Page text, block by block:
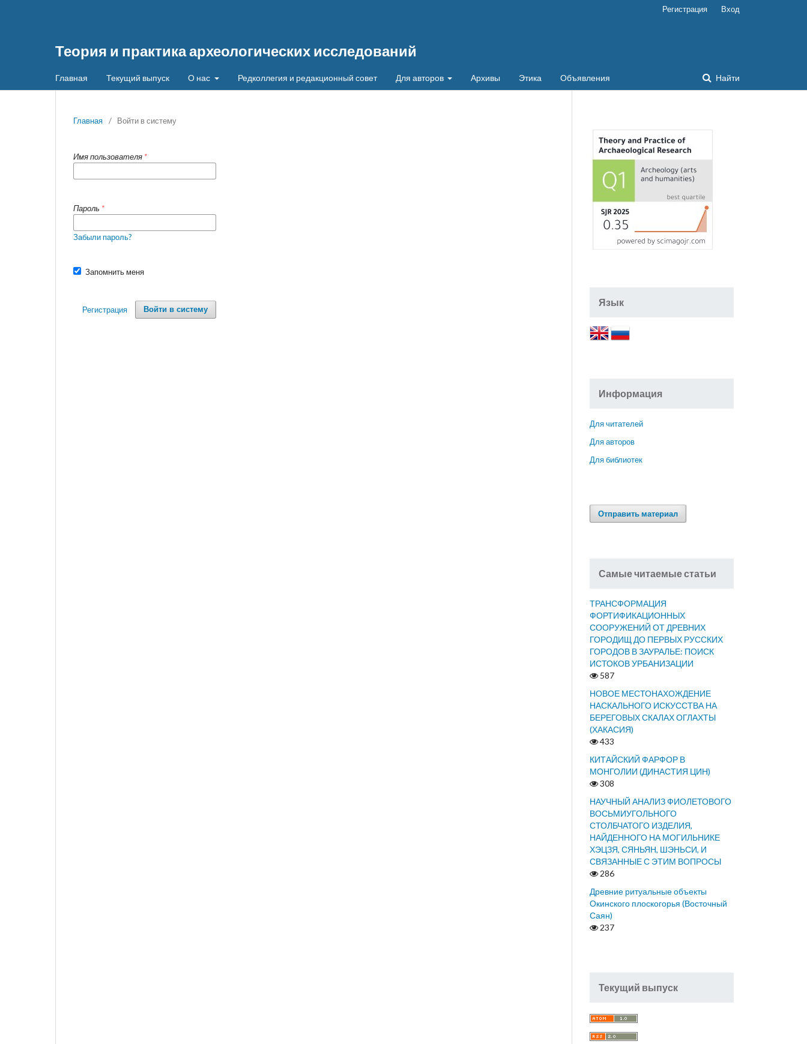
Теория и практика археологических исследований
Главная Текущий выпуск О нас Редколлегия и редакционный совет Для авторов Архивы Этика Объявления Найти
Регистрация Вход
Главная / Войти в систему
Имя пользователя *
Пароль *
Забыли пароль?
Запомнить меня
Войти в систему
Регистрация
Язык
Информация
Для читателей
Для авторов
Для библиотек
Отправить материал
Самые читаемые статьи
ТРАНСФОРМАЦИЯ
ФОРТИФИКАЦИОННЫХ
СООРУЖЕНИЙ ОТ ДРЕВНИХ
ГОРОДИЩ ДО ПЕРВЫХ РУССКИХ
ГОРОДОВ В ЗАУРАЛЬЕ: ПОИСК
ИСТОКОВ УРБАНИЗАЦИИ
587
НОВОЕ МЕСТОНАХОЖДЕНИЕ
НАСКАЛЬНОГО ИСКУССТВА НА
БЕРЕГОВЫХ СКАЛАХ ОГЛАХТЫ
(ХАКАСИЯ)
433
КИТАЙСКИЙ ФАРФОР В
МОНГОЛИИ (ДИНАСТИЯ ЦИН)
308
НАУЧНЫЙ АНАЛИЗ ФИОЛЕТОВОГО
ВОСЬМИУГОЛЬНОГО
СТОЛБЧАТОГО ИЗДЕЛИЯ,
НАЙДЕННОГО НА МОГИЛЬНИКЕ
ХЭЦЗЯ, СЯНЬЯН, ШЭНЬСИ, И
СВЯЗАННЫЕ С ЭТИМ ВОПРОСЫ
286
Древние ритуальные объекты
Окинского плоскогорья (Восточный
Саян)
237
Текущий выпуск